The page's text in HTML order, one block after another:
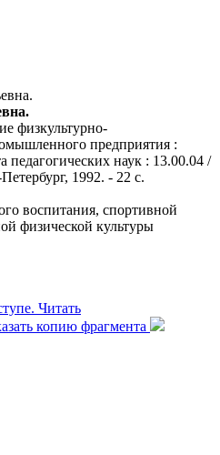
физкультурно-
предприятия :
педагогических наук : 13.00.04 /
1992. - 22 с.
воспитания, спортивной
физической культуры
Читать
копию фрагмента